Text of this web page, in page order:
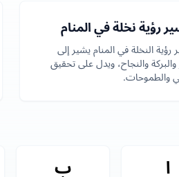
رؤية نخلة في المنام
رؤية النخلة في المنام يشير إلى
والبركة والنجاح، ويدل على تحقيق
والطموحات.
ا ب